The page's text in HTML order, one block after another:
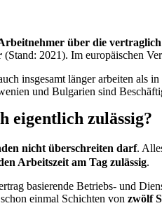
über die
(Stand: 2021). Im europäischen
insgesamt länger arbeiten als
und Bulgarien sind
eigentlich zulässig?
nicht überschreiten darf.
Arbeitszeit am Tag zulässig.
basierende Betriebs- und
einmal Schichten von zwölf